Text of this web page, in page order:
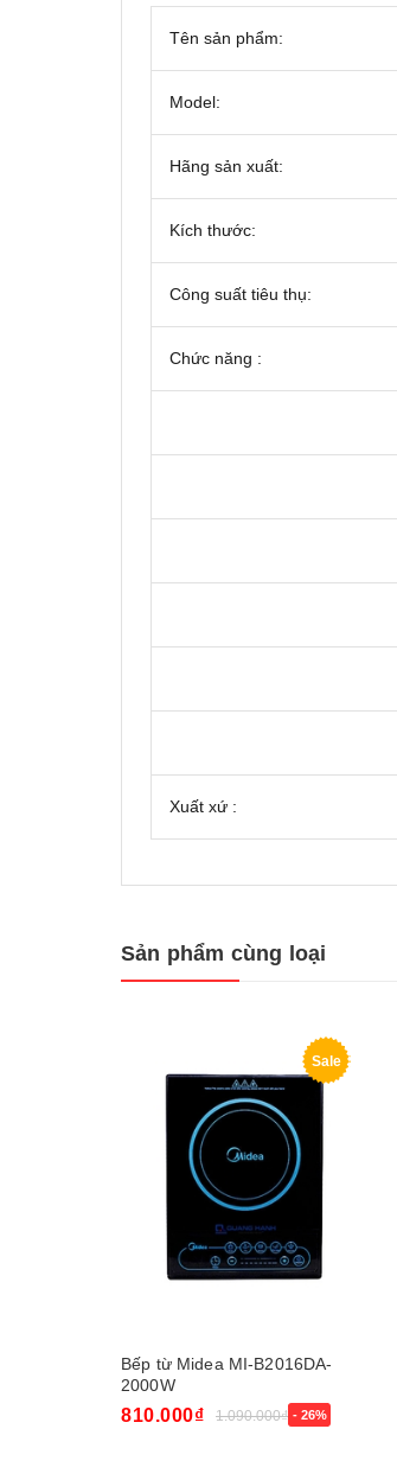
Tên sản phẩm:
Model:
Hãng sản xuất:
Kích thước:
Công suất tiêu thụ:
Chức năng :
Xuất xứ :
Sản phẩm cùng loại
Sale
Bếp từ Midea MI-B2016DA-
2000W
810.000₫ 1.090.000₫ - 26%